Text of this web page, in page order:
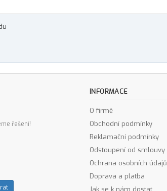
řešení!
INFORMACE
O firmě
Obchodní podmínky
Reklamační podmínky
Odstoupení od smlouvy
Ochrana osobních údajů
Doprava a platba
Jak se k nám dostat